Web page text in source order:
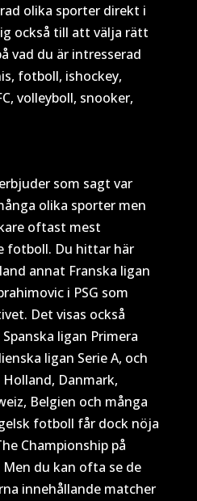
olika sporter direkt i
också till att välja rätt
vad du är intresserad
fotboll, ishockey,
volleyboll, snooker,
som sagt var
olika sporter men
oftast mest
fotboll. Du hittar här
annat Franska ligan
i PSG som
Det visas också
ligan Primera
ligan Serie A, och
Danmark,
Belgien och många
fotboll får dock nöja
Championship på
du kan ofta se de
innehållande matcher